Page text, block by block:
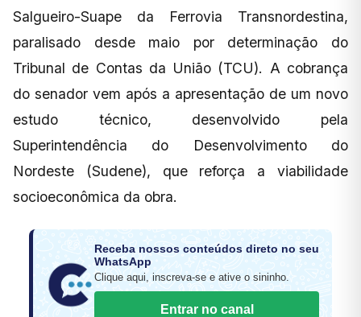
Salgueiro-Suape da Ferrovia Transnordestina,
paralisado desde maio por determinação do
Tribunal de Contas da União (TCU). A cobrança
do senador vem após a apresentação de um novo
estudo técnico, desenvolvido pela
Superintendência do Desenvolvimento do
Nordeste (Sudene), que reforça a viabilidade
socioeconômica da obra.
Receba nossos conteúdos direto no seu
WhatsApp
Clique aqui, inscreva-se e ative o sininho.
Entrar no canal